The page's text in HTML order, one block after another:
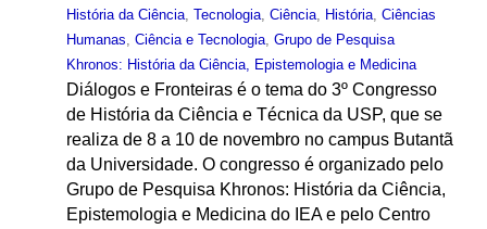
História da Ciência, Tecnologia, Ciência, História, Ciências
Humanas, Ciência e Tecnologia, Grupo de Pesquisa
Khronos: História da Ciência, Epistemologia e Medicina
Diálogos e Fronteiras é o tema do 3º Congresso
de História da Ciência e Técnica da USP, que se
realiza de 8 a 10 de novembro no campus Butantã
da Universidade. O congresso é organizado pelo
Grupo de Pesquisa Khronos: História da Ciência,
Epistemologia e Medicina do IEA e pelo Centro